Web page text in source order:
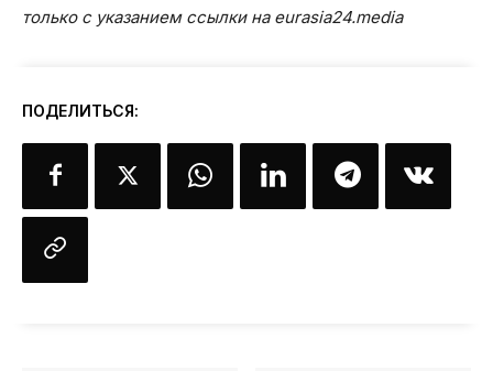
только с указанием ссылки на eurasia24.media
ПОДЕЛИТЬСЯ: